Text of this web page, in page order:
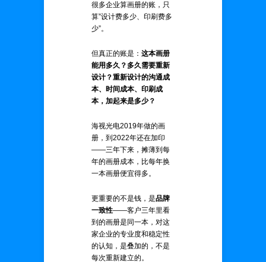
很多企业算画册的账，只
算”设计费多少、印刷费多
少”。
但真正的账是： 这本画册
能用多久？多久需要重新
设计？重新设计的沟通成
本、时间成本、印刷成
本，加起来是多少？
海视光电2019年做的画
册，到2022年还在加印
——三年下来，摊薄到每
年的画册成本，比每年换
一本画册便宜得多。
更重要的不是钱，是品牌
一致性——客户三年里看
到的画册是同一本，对这
家企业的专业度和稳定性
的认知，是叠加的，不是
每次重新建立的。